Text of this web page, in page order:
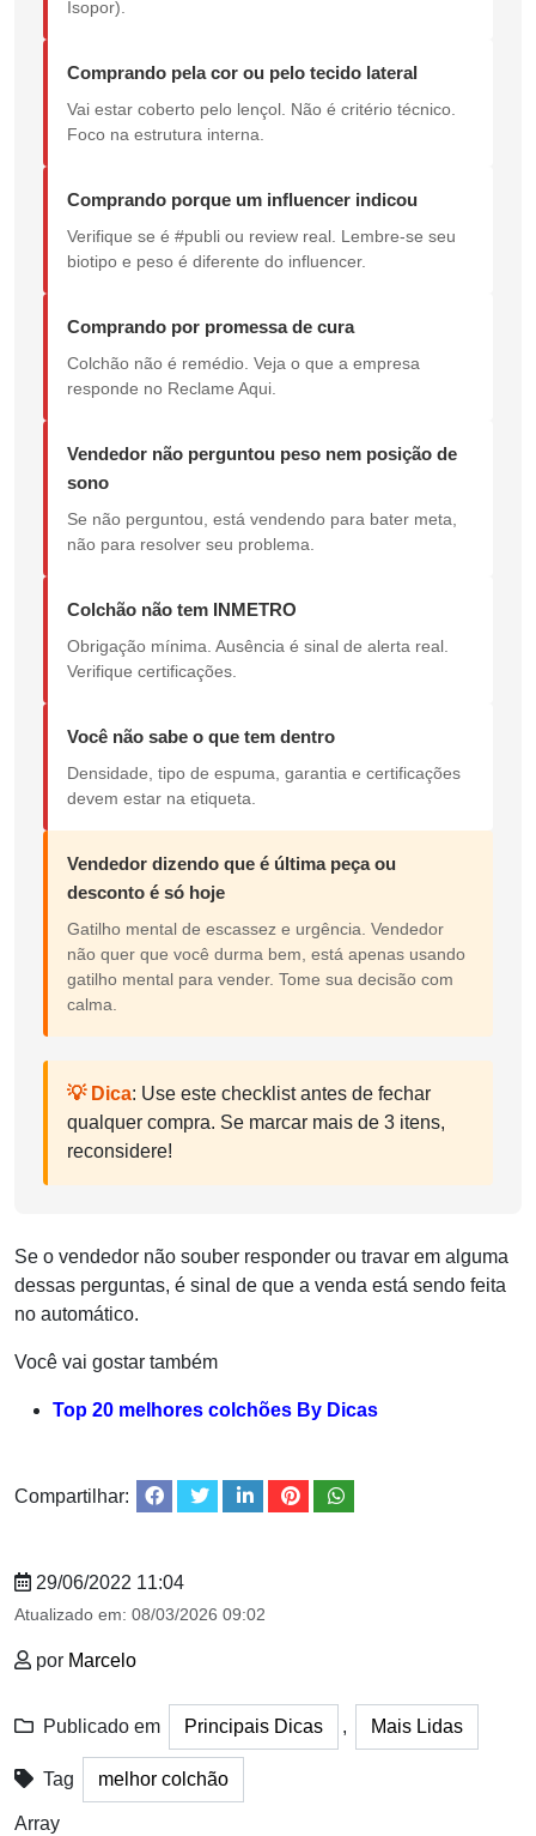
Isopor).
Comprando pela cor ou pelo tecido lateral
Vai estar coberto pelo lençol. Não é critério técnico.
Foco na estrutura interna.
Comprando porque um influencer indicou
Verifique se é #publi ou review real. Lembre-se seu
biotipo e peso é diferente do influencer.
Comprando por promessa de cura
Colchão não é remédio. Veja o que a empresa
responde no Reclame Aqui.
Vendedor não perguntou peso nem posição de
sono
Se não perguntou, está vendendo para bater meta,
não para resolver seu problema.
Colchão não tem INMETRO
Obrigação mínima. Ausência é sinal de alerta real.
Verifique certificações.
Você não sabe o que tem dentro
Densidade, tipo de espuma, garantia e certificações
devem estar na etiqueta.
Vendedor dizendo que é última peça ou
desconto é só hoje
Gatilho mental de escassez e urgência. Vendedor
não quer que você durma bem, está apenas usando
gatilho mental para vender. Tome sua decisão com
calma.
💡 Dica: Use este checklist antes de fechar
qualquer compra. Se marcar mais de 3 itens,
reconsidere!
Se o vendedor não souber responder ou travar em alguma
dessas perguntas, é sinal de que a venda está sendo feita
no automático.
Você vai gostar também
Top 20 melhores colchões By Dicas
Compartilhar:
29/06/2022 11:04
Atualizado em: 08/03/2026 09:02
por Marcelo
Publicado em Principais Dicas , Mais Lidas
Tag melhor colchão
Array